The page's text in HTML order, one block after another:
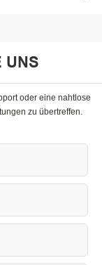
UNS
oder eine nahtlose
zu übertreffen.